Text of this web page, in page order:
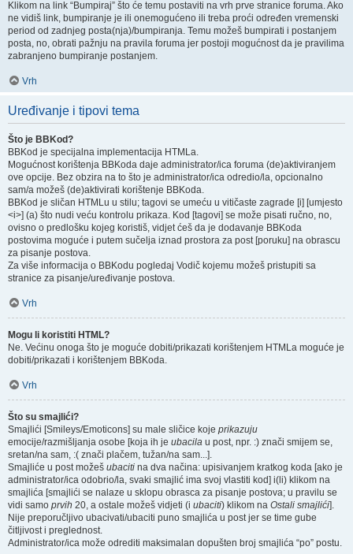
Klikom na link “Bumpiraj” što će temu postaviti na vrh prve stranice foruma. Ako
ne vidiš link, bumpiranje je ili onemogućeno ili treba proći određen vremenski
period od zadnjeg posta(nja)/bumpiranja. Temu možeš bumpirati i postanjem
posta, no, obrati pažnju na pravila foruma jer postoji mogućnost da je pravilima
zabranjeno bumpiranje postanjem.
Vrh
Uređivanje i tipovi tema
Što je BBKod?
BBKod je specijalna implementacija HTMLa.
Mogućnost korištenja BBKoda daje administrator/ica foruma (de)aktiviranjem
ove opcije. Bez obzira na to što je administrator/ica odredio/la, opcionalno
sam/a možeš (de)aktivirati korištenje BBKoda.
BBKod je sličan HTMLu u stilu; tagovi se umeću u vitičaste zagrade [i] [umjesto
<i>] (a) što nudi veću kontrolu prikaza. Kod [tagovi] se može pisati ručno, no,
ovisno o predlošku kojeg koristiš, vidjet ćeš da je dodavanje BBKoda
postovima moguće i putem sučelja iznad prostora za post [poruku] na obrascu
za pisanje postova.
Za više informacija o BBKodu pogledaj Vodič kojemu možeš pristupiti sa
stranice za pisanje/uređivanje postova.
Vrh
Mogu li koristiti HTML?
Ne. Većinu onoga što je moguće dobiti/prikazati korištenjem HTMLa moguće je
dobiti/prikazati i korištenjem BBKoda.
Vrh
Što su smajlići?
Smajlići [Smileys/Emoticons] su male sličice koje prikazuju
emocije/razmišljanja osobe [koja ih je ubacila u post, npr. :) znači smijem se,
sretan/na sam, :( znači plačem, tužan/na sam...].
Smajliće u post možeš ubaciti na dva načina: upisivanjem kratkog koda [ako je
administrator/ica odobrio/la, svaki smajlić ima svoj vlastiti kod] i(li) klikom na
smajlića [smajlići se nalaze u sklopu obrasca za pisanje postova; u pravilu se
vidi samo prvih 20, a ostale možeš vidjeti (i ubaciti) klikom na Ostali smajlići].
Nije preporučljivo ubacivati/ubaciti puno smajlića u post jer se time gube
čitljivost i preglednost.
Administrator/ica može odrediti maksimalan dopušten broj smajlića “po” postu.